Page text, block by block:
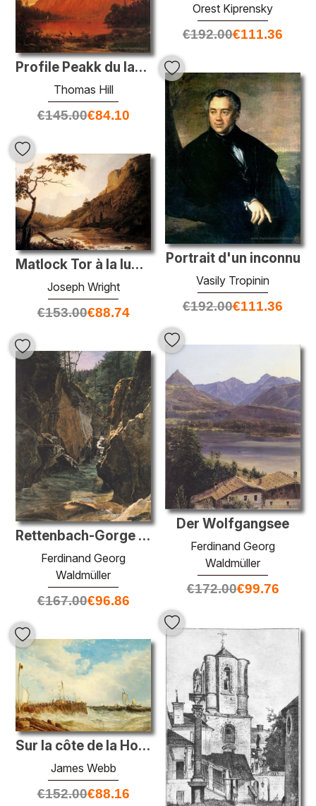
Orest Kiprensky
€192.00€111.36
Profile Peakk du lac Profile, New Hampshire
Thomas Hill
€145.00€84.10
Portrait d'un inconnu
Vasily Tropinin
€192.00€111.36
Matlock Tor à la lumière du jour
Joseph Wright
€153.00€88.74
Der Wolfgangsee
Ferdinand Georg
Waldmüller
€172.00€99.76
Rettenbach-Gorge à Ischl
Ferdinand Georg
Waldmüller
€167.00€96.86
Sur la côte de la Hollande
James Webb
€152.00€88.16